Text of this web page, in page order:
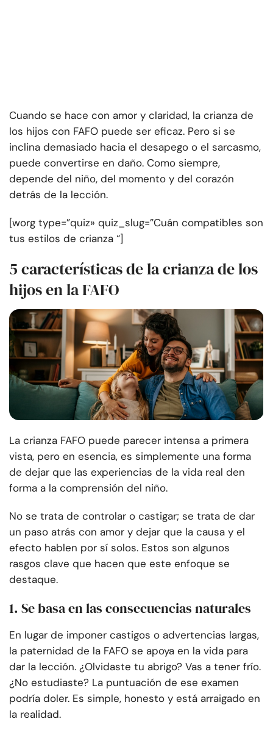
Cuando se hace con amor y claridad, la crianza de
los hijos con FAFO puede ser eficaz. Pero si se
inclina demasiado hacia el desapego o el sarcasmo,
puede convertirse en daño. Como siempre,
depende del niño, del momento y del corazón
detrás de la lección.
[worg type=”quiz» quiz_slug=”Cuán compatibles son
tus estilos de crianza “]
5 características de la crianza de los
hijos en la FAFO
La crianza FAFO puede parecer intensa a primera
vista, pero en esencia, es simplemente una forma
de dejar que las experiencias de la vida real den
forma a la comprensión del niño.
No se trata de controlar o castigar; se trata de dar
un paso atrás con amor y dejar que la causa y el
efecto hablen por sí solos. Estos son algunos
rasgos clave que hacen que este enfoque se
destaque.
1. Se basa en las consecuencias naturales
En lugar de imponer castigos o advertencias largas,
la paternidad de la FAFO se apoya en la vida para
dar la lección. ¿Olvidaste tu abrigo? Vas a tener frío.
¿No estudiaste? La puntuación de ese examen
podría doler. Es simple, honesto y está arraigado en
la realidad.